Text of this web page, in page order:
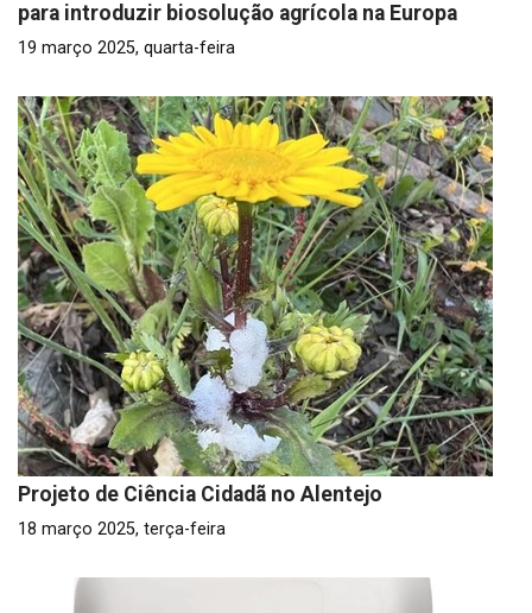
para introduzir biosolução agrícola na Europa
19 março 2025, quarta-feira
Projeto de Ciência Cidadã no Alentejo
18 março 2025, terça-feira